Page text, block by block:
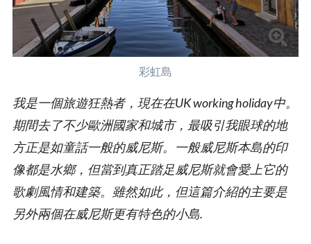
彩虹島
我是一個旅遊狂熱者，現在在UK working holiday中。
期間去了不少歐洲國家和城市，最吸引我眼球的地
方正是如童話一般的威尼斯。一般威尼斯本島的印
像都是水鄉，但當到真正踏足威尼斯就會愛上它的
歌劇風情和建築。雖然如此，但這篇介紹的主要是
另外兩個在威尼斯更有特色的小島.